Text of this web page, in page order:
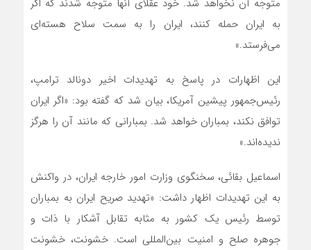
متوجه آن نخواهد شد. خود عقلای آنها متوجه شدند که اگر
به ایران حمله کنند، ایران را به سمت سلاح هسته‌ای
می‌فرستد.»
این اظهارات در پاسخ به تهدیدات اخیر دونالد ترامپ،
رئیس‌جمهور پیشین آمریکا، بیان شد که گفته بود: «اگر ایران
توافق نکند، بمباران خواهد شد. بمبارانی که مانند آن را هرگز
ندیده‌اند.»
اسماعیل بقائی، سخنگوی وزارت امور خارجه ایران، در واکنش
به این تهدیدات اظهار داشت: «تهدید صریح ایران به بمباران
توسط رئیس یک کشور به مثابه تقابل آشکار با ذات و
جوهره صلح و امنیت بین‌المللی است. خشونت، خشونت